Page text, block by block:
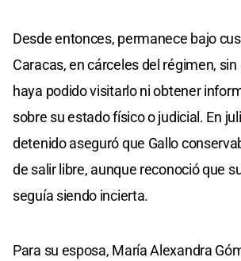
Desde entonces, permanece bajo
Caracas, en cárceles del régimen,
haya podido visitarlo ni obtener
sobre su estado físico o judicial. En
detenido aseguró que Gallo
de salir libre, aunque reconoció que
seguía siendo incierta.
Para su esposa, María Alexandra